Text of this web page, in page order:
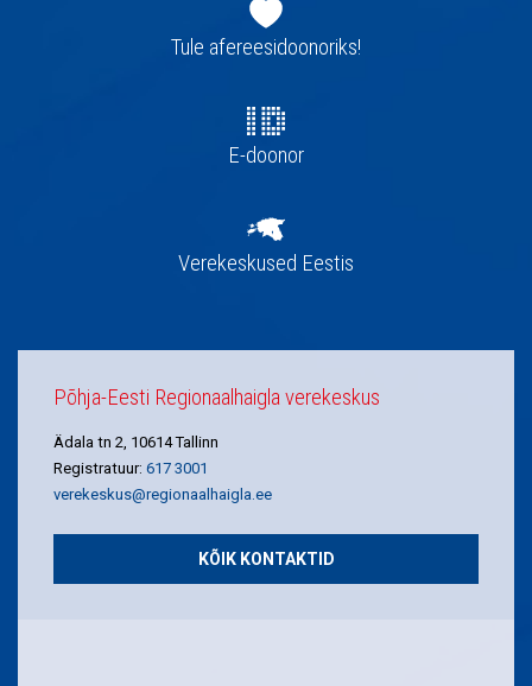
navigatsioonTule afereesidoonoriks!
E-doonor
Verekeskused Eestis
Põhja-Eesti Regionaalhaigla verekeskus
Ädala tn 2, 10614 Tallinn
Registratuur: 617 3001
verekeskus@regionaalhaigla.ee
KÕIK KONTAKTID